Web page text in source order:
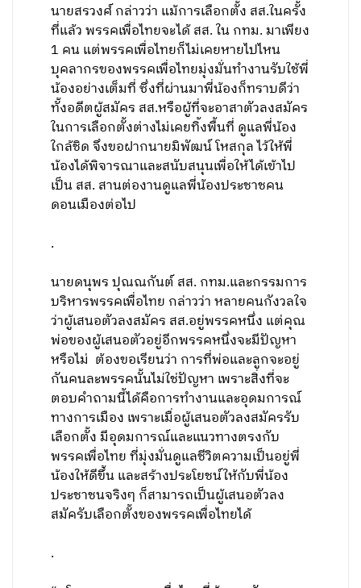
นายสรวงศ์ กล่าวว่า แม้การเลือกตั้ง สส.ในครั้ง
ที่แล้ว พรรคเพื่อไทยจะได้ สส. ใน กทม. มาเพียง
1 คน แต่พรรคเพื่อไทยก็ไม่เคยหายไปไหน
บุคลากรของพรรคเพื่อไทยมุ่งมั่นทำงานรับใช้พี่
น้องอย่างเต็มที่ ซึ่งที่ผ่านมาพี่น้องก็ทราบดีว่า
ทั้งอดีตผู้สมัคร สส.หรือผู้ที่จะอาสาตัวลงสมัคร
ในการเลือกตั้งต่างไม่เคยทิ้งพื้นที่ ดูแลพี่น้อง
ใกล้ชิด จึงขอฝากนายมิพัฒน์ โหสกุล ไว้ให้พี่
น้องได้พิจารณาและสนับสนุนเพื่อให้ได้เข้าไป
เป็น สส. สานต่องานดูแลพี่น้องประชาชคน
ดอนเมืองต่อไป
.
นายดนุพร ปุณณกันต์ สส. กทม.และกรรมการ
บริหารพรรคเพื่อไทย กล่าวว่า หลายคนกังวลใจ
ว่าผู้เสนอตัวลงสมัคร สส.อยู่พรรคหนึ่ง แต่คุณ
พ่อของผู้เสนอตัวอยู่อีกพรรคหนึ่งจะมีปัญหา
หรือไม่ ต้องขอเรียนว่า การที่พ่อและลูกจะอยู่
กันคนละพรรคนั้นไม่ใช่ปัญหา เพราะสิ่งที่จะ
ตอบคำถามนี้ได้คือการทำงานและอุดมการณ์
ทางการเมือง เพราะเมื่อผู้เสนอตัวลงสมัครรับ
เลือกตั้ง มีอุดมการณ์และแนวทางตรงกับ
พรรคเพื่อไทย ที่มุ่งมั่นดูแลชีวิตความเป็นอยู่พี่
น้องให้ดีขึ้น และสร้างประโยชน์ให้กับพี่น้อง
ประชาชนจริงๆ ก็สามารถเป็นผู้เสนอตัวลง
สมัครับเลือกตั้งของพรรคเพื่อไทยได้
.